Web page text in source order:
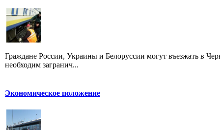
Граждане России, Украины и Белоруссии могут въезжать в
необходим загранич...
Экономическое положение